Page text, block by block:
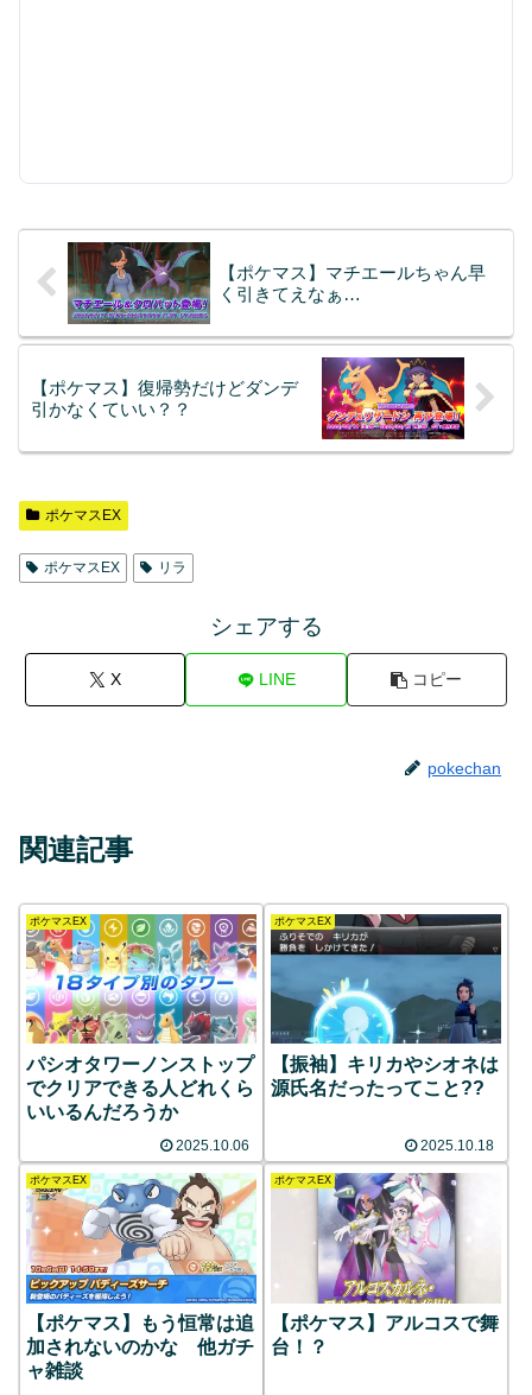
【ポケマス】マチエールちゃん早
く引きてえなぁ…
【ポケマス】復帰勢だけどダンデ
引かなくていい？？
ポケマスEX
ポケマスEX リラ
シェアする
X LINE コピー
pokechan
関連記事
ポケマスEX
パシオタワーノンストップ
でクリアできる人どれくら
いいるんだろうか
2025.10.06
ポケマスEX
【振袖】キリカやシオネは
源氏名だったってこと??
2025.10.18
ポケマスEX
【ポケマス】もう恒常は追
加されないのかな 他ガチ
ャ雑談
ポケマスEX
【ポケマス】アルコスで舞
台！？